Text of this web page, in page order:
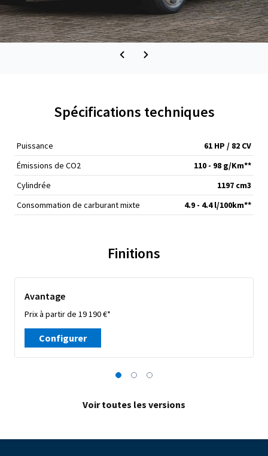
Spécifications techniques
Puissance
61 HP / 82 CV
Émissions de CO2
110 - 98 g/Km**
Cylindrée
1197 cm3
Consommation de carburant mixte
4.9 - 4.4 l/100km**
Finitions
Avantage
Prix à partir de 19 190 €*
Configurer
Voir toutes les versions